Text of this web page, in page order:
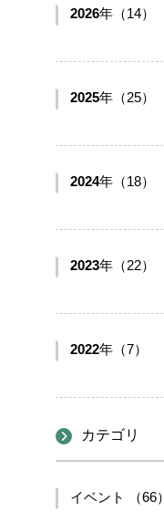
2026年（14）
2025年（25）
2024年（18）
2023年（22）
2022年（7）
カテゴリ
イベント （66）